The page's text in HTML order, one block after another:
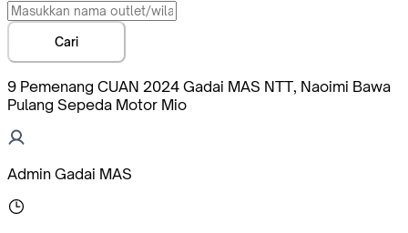
Cari
9 Pemenang CUAN 2024 Gadai MAS NTT, Naoimi Bawa
Pulang Sepeda Motor Mio
Admin Gadai MAS